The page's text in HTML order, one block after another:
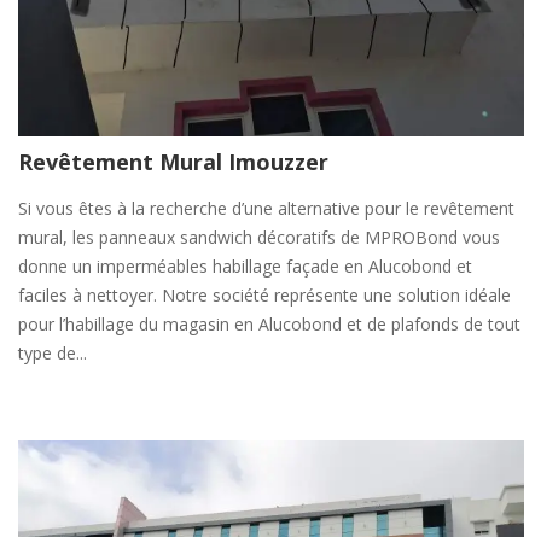
Revêtement Mural Imouzzer
Si vous êtes à la recherche d’une alternative pour le revêtement
mural, les panneaux sandwich décoratifs de MPROBond vous
donne un imperméables habillage façade en Alucobond et
faciles à nettoyer. Notre société représente une solution idéale
pour l’habillage du magasin en Alucobond et de plafonds de tout
type de...